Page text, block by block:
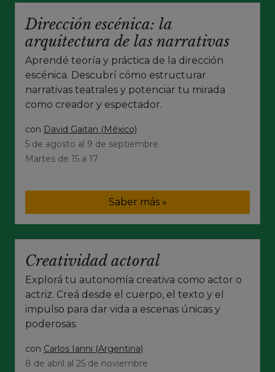
Dirección escénica: la
arquitectura de las narrativas
Aprendé teoría y práctica de la dirección
escénica. Descubrí cómo estructurar
narrativas teatrales y potenciar tu mirada
como creador y espectador.
con David Gaitan (México)
5 de agosto al 9 de septiembre
Martes de 15 a 17
Saber más »
Creatividad actoral
Explorá tu autonomía creativa como actor o
actriz. Creá desde el cuerpo, el texto y el
impulso para dar vida a escenas únicas y
poderosas.
con Carlos Ianni (Argentina)
8 de abril al 25 de noviembre